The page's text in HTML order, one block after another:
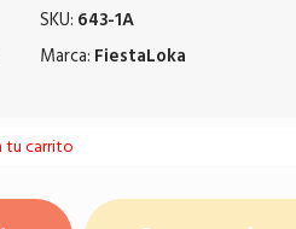
SKU: 643-1A
Marca: FiestaLoka
tu carrito